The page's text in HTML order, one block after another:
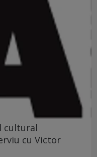
cultural
cu Victor